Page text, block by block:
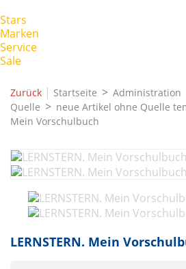
Stars
Marken
Service
Sale
Zurück | Startseite Administration
Quelle
neue Artikel ohne Quelle
Mein Vorschulbuch
LERNSTERN. Mein